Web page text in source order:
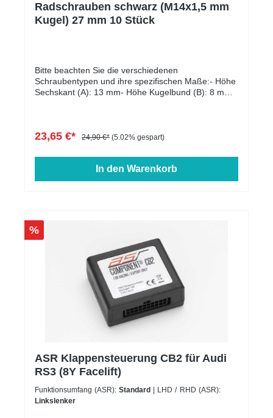
Radschrauben schwarz (M14x1,5 mm
Kugel) 27 mm 10 Stück
Bitte beachten Sie die verschiedenen
Schraubentypen und ihre spezifischen Maße:- Höhe
Sechskant (A): 13 mm- Höhe Kugelbund (B): 8 mm-
23,65 €* 24,90 €* (5.02% gespart)
In den Warenkorb
%
ASR Klappensteuerung CB2 für Audi
RS3 (8Y Facelift)
Funktionsumfang (ASR): Standard
| LHD / RHD (ASR):
Linkslenker